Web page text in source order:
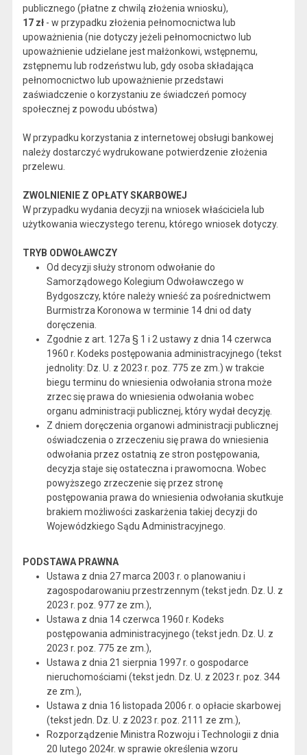
publicznego (płatne z chwilą złożenia wniosku),
17 zł- w przypadku złożenia pełnomocnictwa lub
upoważnienia (nie dotyczy jeżeli pełnomocnictwo lub
upoważnienie udzielane jest małżonkowi, wstępnemu,
zstępnemu lub rodzeństwu lub, gdy osoba składająca
pełnomocnictwo lub upoważnienie przedstawi
zaświadczenie o korzystaniu ze świadczeń pomocy
społecznej z powodu ubóstwa)
W przypadku korzystania z internetowej obsługi bankowej
należy dostarczyć wydrukowane potwierdzenie złożenia
przelewu.
ZWOLNIENIE Z OPŁATY SKARBOWEJ
W przypadku wydania decyzji na wniosek właściciela lub
użytkowania wieczystego terenu, którego wniosek dotyczy.
TRYB ODWOŁAWCZY
Od decyzji służy stronom odwołanie do
Samorządowego Kolegium Odwoławczego w
Bydgoszczy, które należy wnieść za pośrednictwem
Burmistrza Koronowa w terminie 14 dni od daty
doręczenia.
Zgodnie z art. 127a § 1 i 2 ustawy z dnia 14 czerwca
1960 r. Kodeks postępowania administracyjnego (tekst
jednolity: Dz. U. z 2023 r. poz. 775 ze zm.) w trakcie
biegu terminu do wniesienia odwołania strona może
zrzec się prawa do wniesienia odwołania wobec
organu administracji publicznej, który wydał decyzję.
Z dniem doręczenia organowi administracji publicznej
oświadczenia o zrzeczeniu się prawa do wniesienia
odwołania przez ostatnią ze stron postępowania,
decyzja staje się ostateczna i prawomocna. Wobec
powyższego zrzeczenie się przez stronę
postępowania prawa do wniesienia odwołania skutkuje
brakiem możliwości zaskarżenia takiej decyzji do
Wojewódzkiego Sądu Administracyjnego.
PODSTAWA PRAWNA
Ustawa z dnia 27 marca 2003 r. o planowaniu i
zagospodarowaniu przestrzennym (tekst jedn. Dz. U. z
2023 r. poz. 977 ze zm.),
Ustawa z dnia 14 czerwca 1960 r. Kodeks
postępowania administracyjnego (tekst jedn. Dz. U. z
2023 r. poz. 775 ze zm.),
Ustawa z dnia 21 sierpnia 1997 r. o gospodarce
nieruchomościami (tekst jedn. Dz. U. z 2023 r. poz. 344
ze zm.),
Ustawa z dnia 16 listopada 2006 r. o opłacie skarbowej
(tekst jedn. Dz. U. z 2023 r. poz. 2111 ze zm.),
Rozporządzenie Ministra Rozwoju i Technologii z dnia
20 lutego 2024r. w sprawie określenia wzoru